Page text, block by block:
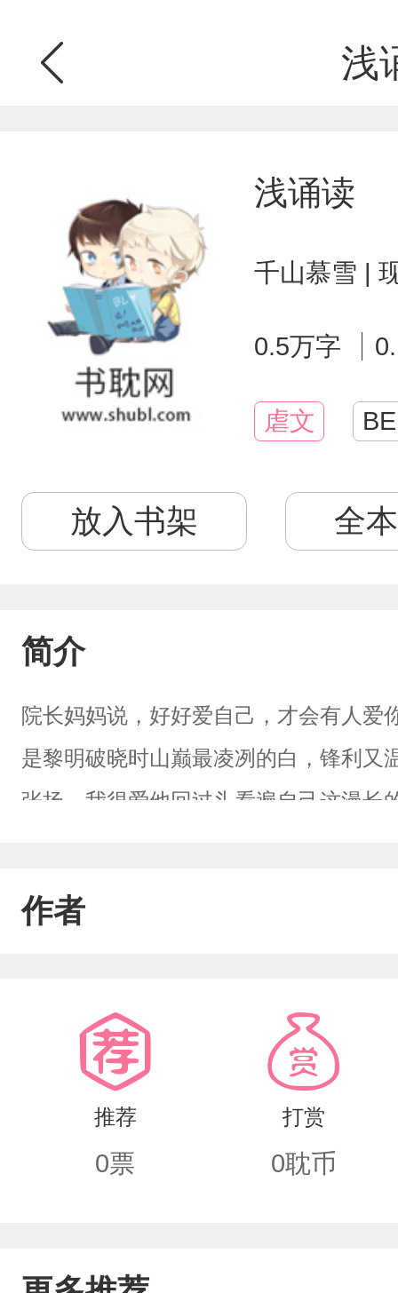
浅
浅诵读
千山慕雪 |
0.5万字
虐文 BE
放入书架 全
简介
院长妈妈说，好好爱自己，才会有人
是黎明破晓时山巅最凌冽的白，锋利又
张扬。我很爱他回过头看遍自己这漫长
也依然相信爱迎万难，只是遗憾，我们
作者
推荐
0票
打赏
0耽币